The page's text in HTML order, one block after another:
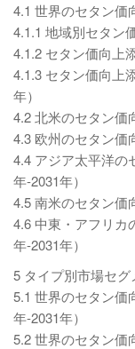
4.1 世界のセタン価
4.1.1 地域別セタン
4.1.2 セタン価向上
4.1.3 セタン価向上
年）
4.2 北米のセタン価
4.3 欧州のセタン価
4.4 アジア太平洋の
年-2031年）
4.5 南米のセタン価
4.6 中東・アフリカ
年-2031年）
5 タイプ別市場セグ
5.1 世界のセタン価
年-2031年）
5.2 世界のセタン価